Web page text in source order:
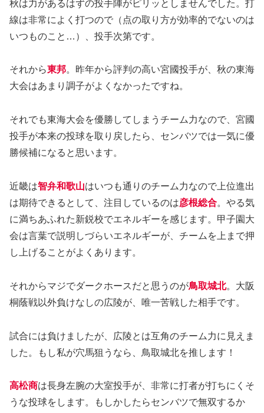
秋は力があるはずの投手陣がピリッとしませんでした。打
線は非常によく打つので（点の取り方が効率的でないのは
いつものこと…）、投手次第です。
それから東邦。昨年から評判の高い宮國投手が、秋の東海
大会はあまり調子がよくなかったですね。
それでも東海大会を優勝してしまうチーム力なので、宮國
投手が本来の投球を取り戻したら、センバツでは一気に優
勝候補になると思います。
近畿は智弁和歌山はいつも通りのチーム力なので上位進出
は期待できるとして、注目しているのは彦根総合。やる気
に満ちあふれた新鋭校でエネルギーを感じます。甲子園大
会は言葉で説明しづらいエネルギーが、チームを上まで押
し上げることがよくあります。
それからマジでダークホースだと思うのが鳥取城北。大阪
桐蔭戦以外負けなしの広陵が、唯一苦戦した相手です。
試合には負けましたが、広陵とは互角のチーム力に見えま
した。もし私が穴馬狙うなら、鳥取城北を推します！
高松商は長身左腕の大室投手が、非常に打者が打ちにくそ
うな投球をします。もしかしたらセンバツで無双するか